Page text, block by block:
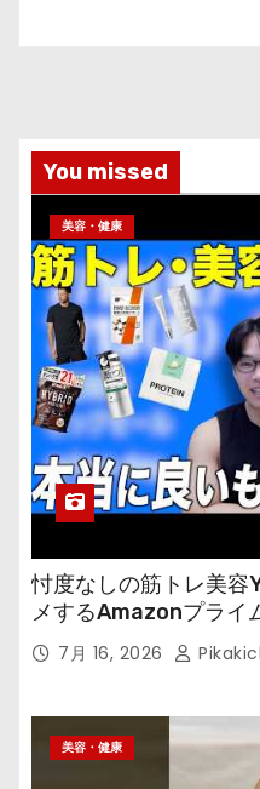
You missed
美容・健康
忖度なしの筋トレ美容
メするAmazonプライ
の 7月 16, 2026
美容・健康